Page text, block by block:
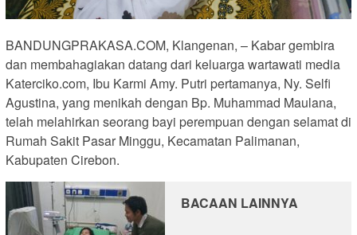
BANDUNGPRAKASA.COM, Klangenan, – Kabar gembira
dan membahagiakan datang dari keluarga wartawati media
Katerciko.com, Ibu Karmi Amy. Putri pertamanya, Ny. Selfi
Agustina, yang menikah dengan Bp. Muhammad Maulana,
telah melahirkan seorang bayi perempuan dengan selamat di
Rumah Sakit Pasar Minggu, Kecamatan Palimanan,
Kabupaten Cirebon.
BACAAN LAINNYA